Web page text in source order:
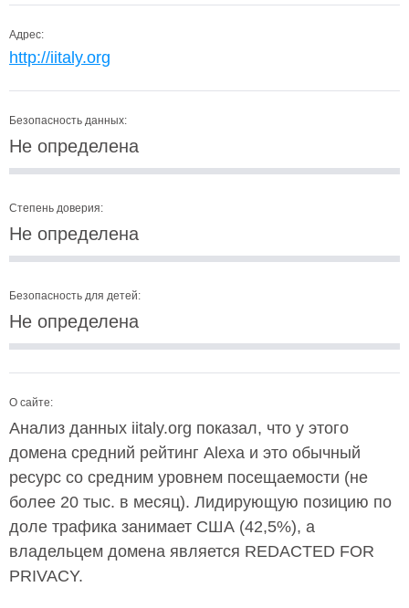
Адрес:
http://iitaly.org
Безопасность данных:
Не определена
Степень доверия:
Не определена
Безопасность для детей:
Не определена
О сайте:
Анализ данных iitaly.org показал, что у этого
домена средний рейтинг Alexa и это обычный
ресурс со средним уровнем посещаемости (не
более 20 тыс. в месяц). Лидирующую позицию по
доле трафика занимает США (42,5%), а
владельцем домена является REDACTED FOR
PRIVACY.